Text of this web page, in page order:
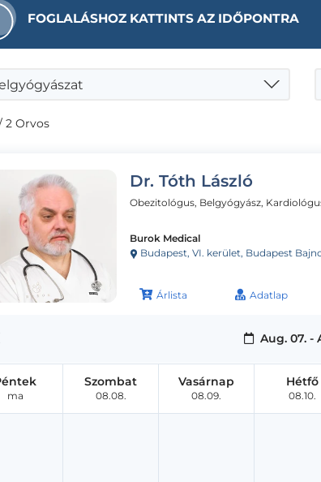
FOGLALÁSHOZ KATTINTS AZ IDŐPONTRA
2 Orvos
Dr. Tóth László
Obezitológus, Belgyógyász,
Burok Medical
Budapest, VI. kerület, Budapest
Árlista Adatlap
Aug. 07. -
ma
Szombat
08.08.
Vasárnap
08.09.
Hétfő
08.10.